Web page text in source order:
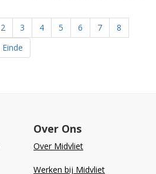
2 3 4 5 6 7
8
Einde
Over Ons
Over Midvliet
Werken bij Midvliet